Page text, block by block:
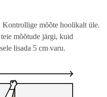
Kontrollige mõõte hoolikalt üle.
mõõtude järgi, kuid
lisada 5 cm varu.